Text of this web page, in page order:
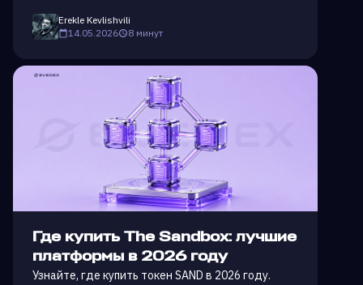
Erekle Kevlishvili
14.05.2026
8 минут
Где купить The Sandbox: лучшие
платформы в 2026 году
Узнайте, где купить токен SAND в 2026 году.